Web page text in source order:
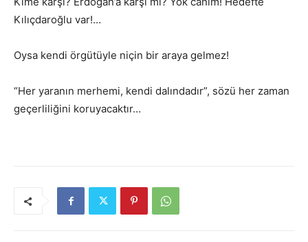
Kılıçdaroğlu var!…
Oysa kendi örgütüyle niçin bir araya gelmez!
“Her yaranın merhemi, kendi dalındadır”, sözü her zaman
geçerliliğini koruyacaktır…